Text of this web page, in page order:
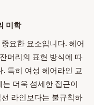
미학
요한 요소입니다. 헤어
머리의 표현 방식에 따
특히 여성 헤어라인 교
더욱 섬세한 접근이
라인보다는 불규칙하